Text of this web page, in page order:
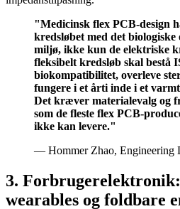
"Medicinsk flex PCB-design
kredsløbet med det biologiske
miljø, ikke kun de elektriske
fleksibelt kredsløb skal bestå
biokompatibilitet, overleve
fungere i et årti inde i et
Det kræver materialevalg og
som de fleste flex PCB-
ikke kan levere."
— Hommer Zhao, Engineering
3.
wearables og foldbare